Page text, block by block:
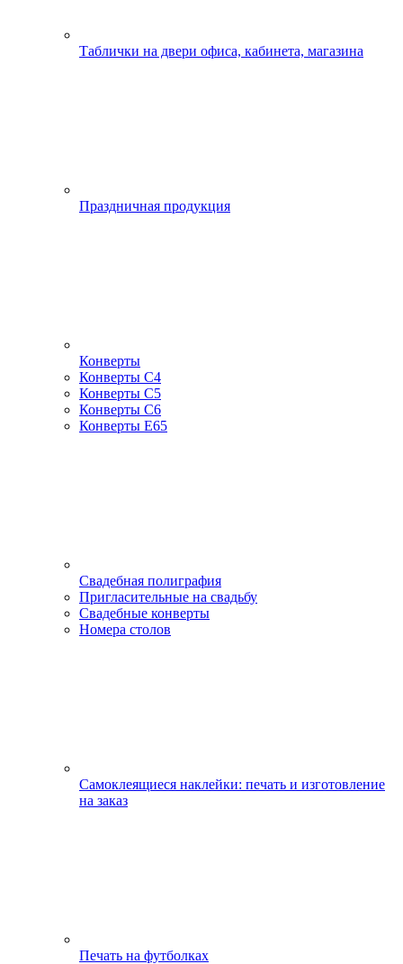
Таблички на двери офиса, кабинета, магазина
Праздничная продукция
Конверты
Конверты С4
Конверты С5
Конверты С6
Конверты Е65
Свадебная полиграфия
Пригласительные на свадьбу
Свадебные конверты
Номера столов
Самоклеящиеся наклейки: печать и изготовление
на заказ
Печать на футболках